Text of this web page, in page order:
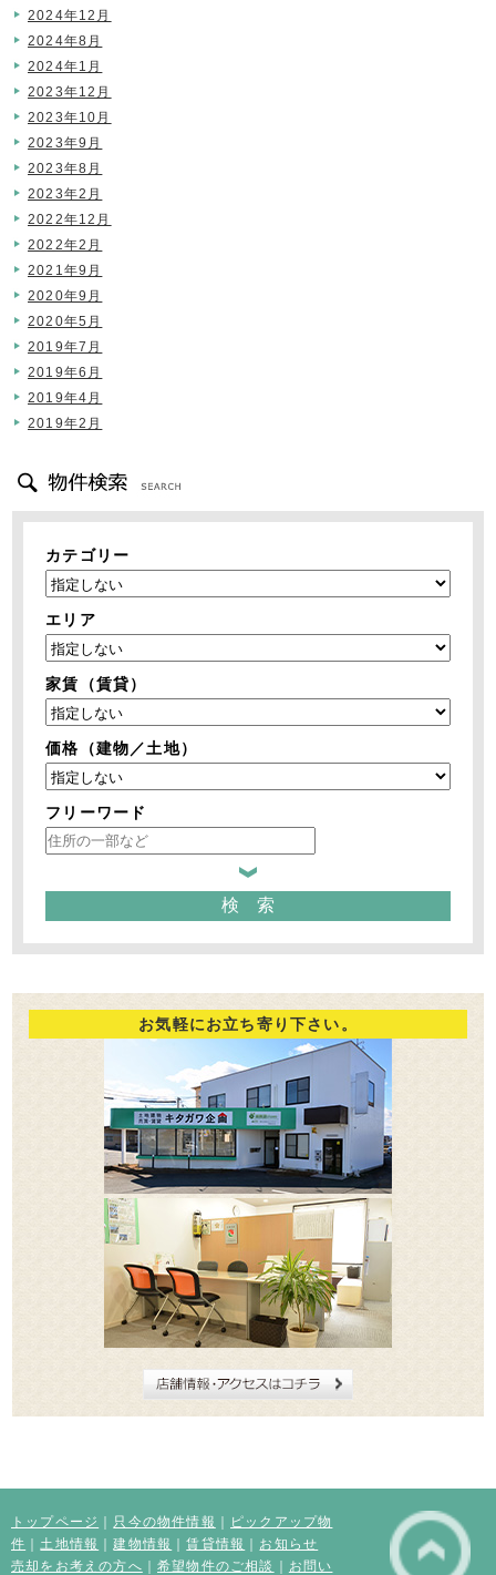
2024年12月
2024年8月
2024年1月
2023年12月
2023年10月
2023年9月
2023年8月
2023年2月
2022年12月
2022年2月
2021年9月
2020年9月
2020年5月
2019年7月
2019年6月
2019年4月
2019年2月
カテゴリー
エリア
家賃（賃貸）
価格（建物／土地）
フリーワード
お気軽にお立ち寄り下さい。
トップページ 只今の物件情報
ピックアップ物
件 ｜土地情報 ｜建物情報 ｜賃貸情報
お知らせ
売却をお考えの方へ ｜希望物件のご相談 お問い